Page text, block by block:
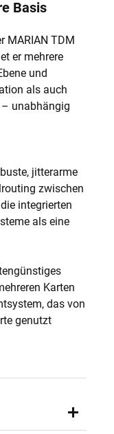
Basis
MARIAN TDM
er mehrere
und
als auch
unabhängig
jitterarme
zwischen
integrierten
als eine
Karten
das von
genutzt